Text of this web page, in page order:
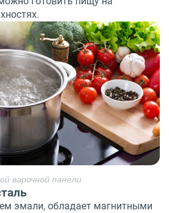
варочной панели
эмали, обладает магнитными